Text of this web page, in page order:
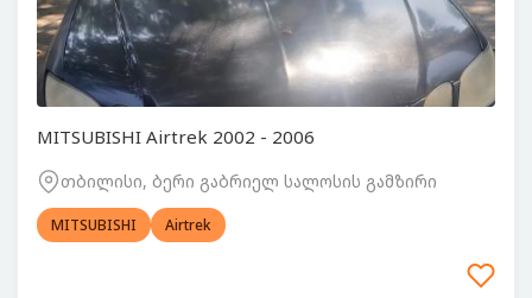
MITSUBISHI Airtrek 2002 - 2006
თბილისი, ბერი გაბრიელ სალოსის გამზირი
MITSUBISHI Airtrek